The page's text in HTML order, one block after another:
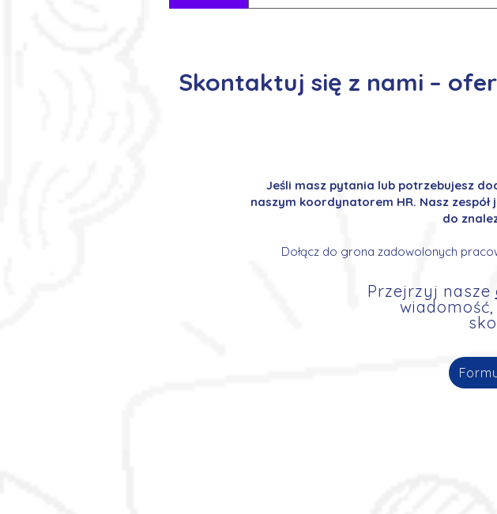
Tak, istnieje możliwość wspólnego
Skontaktuj się z nami –
Jeśli masz pytania lub potrzebujesz
naszym koordynatorem HR. Nasz
do
Dołącz do grona zadowolonych
Przejrzyj nasze